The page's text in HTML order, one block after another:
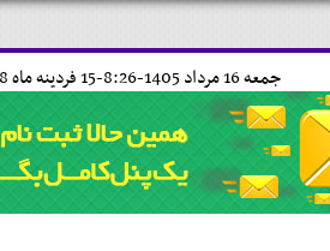
15 فردينه ماه 1538 تبری جمعه 16 مرداد 1405-8:26-